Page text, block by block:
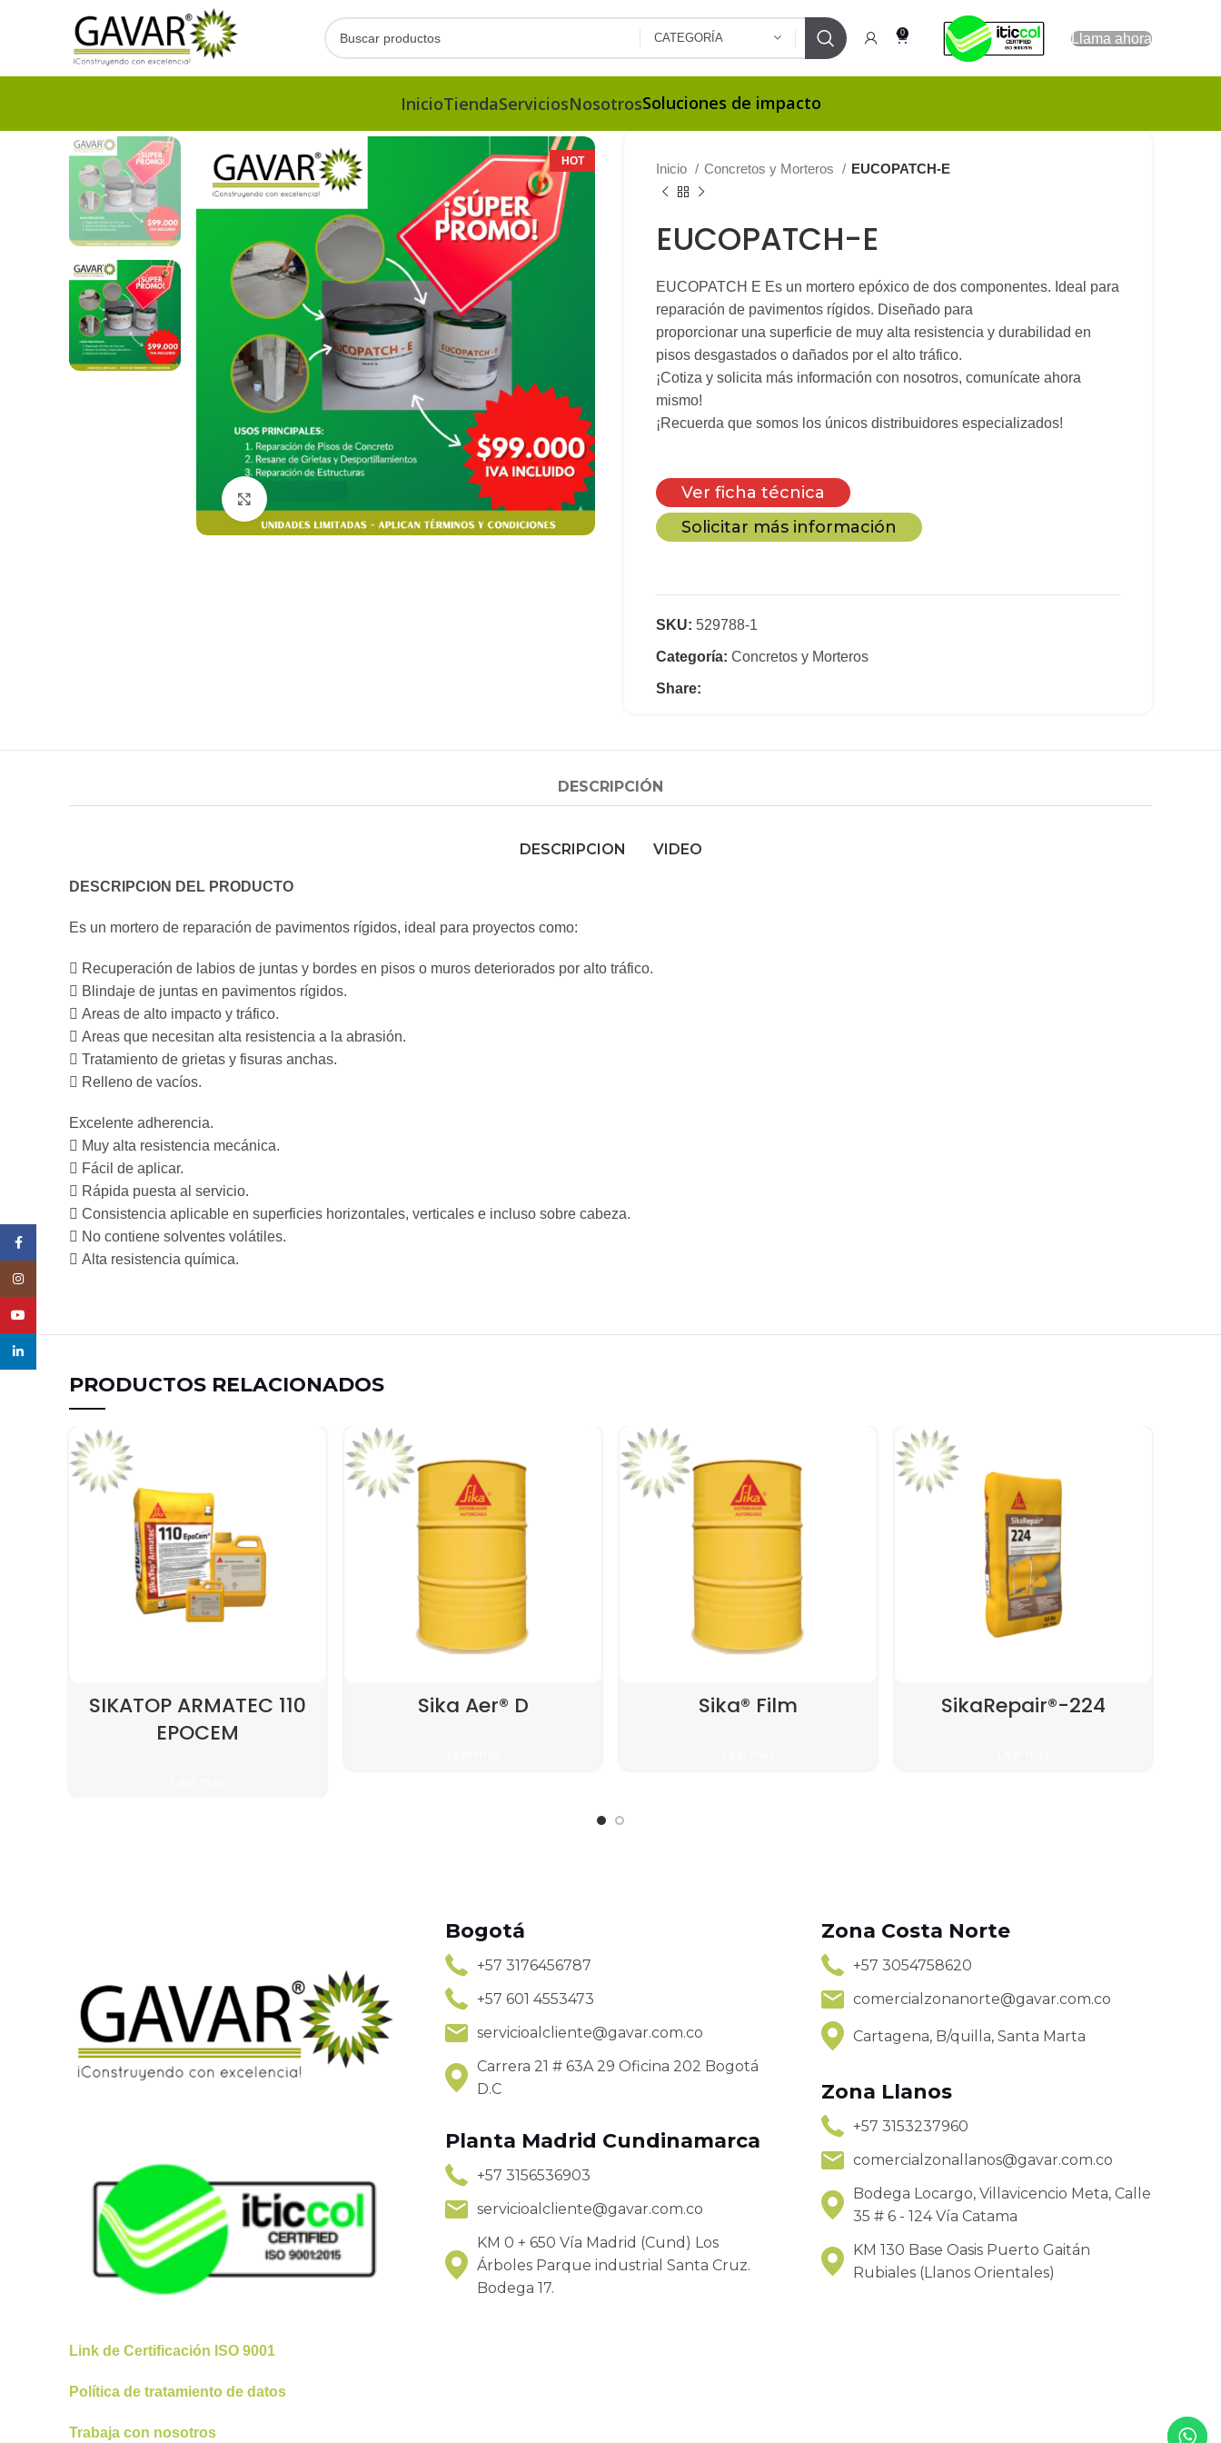
CATEGORÍA 0 Llama ahora
InicioTiendaServiciosNosotrosSoluciones de impacto
HOT
Clic para agrandar
Inicio Concretos y Morteros EUCOPATCH-E
EUCOPATCH-E
EUCOPATCH E Es un mortero epóxico de dos componentes. Ideal para
reparación de pavimentos rígidos. Diseñado para
proporcionar una superficie de muy alta resistencia y durabilidad en
pisos desgastados o dañados por el alto tráfico.
¡Cotiza y solicita más información con nosotros, comunícate ahora
mismo!
¡Recuerda que somos los únicos distribuidores especializados!
Ver ficha técnica
Solicitar más información
SKU: 529788-1
Categoría: Concretos y Morteros
Share:
DESCRIPCIÓN
DESCRIPCION VIDEO
DESCRIPCION DEL PRODUCTO
Es un mortero de reparación de pavimentos rígidos, ideal para proyectos como:
 Recuperación de labios de juntas y bordes en pisos o muros deteriorados por alto tráfico.
 Blindaje de juntas en pavimentos rígidos.
 Areas de alto impacto y tráfico.
 Areas que necesitan alta resistencia a la abrasión.
 Tratamiento de grietas y fisuras anchas.
 Relleno de vacíos.
Excelente adherencia.
 Muy alta resistencia mecánica.
 Fácil de aplicar.
 Rápida puesta al servicio.
 Consistencia aplicable en superficies horizontales, verticales e incluso sobre cabeza.
 No contiene solventes volátiles.
 Alta resistencia química.
PRODUCTOS RELACIONADOS
SIKATOP ARMATEC 110
EPOCEM
Sika Aer® D Sika® Film SikaRepair®-224
Link de Certificación ISO 9001
Política de tratamiento de datos
Trabaja con nosotros
Bogotá
+57 3176456787
+57 601 4553473
servicioalcliente@gavar.com.co
Carrera 21 # 63A 29 Oficina 202 Bogotá
D.C
Planta Madrid Cundinamarca
+57 3156536903
servicioalcliente@gavar.com.co
KM 0 + 650 Vía Madrid (Cund) Los
Árboles Parque industrial Santa Cruz.
Bodega 17.
Zona Costa Norte
+57 3054758620
comercialzonanorte@gavar.com.co
Cartagena, B/quilla, Santa Marta
Zona Llanos
+57 3153237960
comercialzonallanos@gavar.com.co
Bodega Locargo, Villavicencio Meta, Calle
35 # 6 - 124 Vía Catama
KM 130 Base Oasis Puerto Gaitán
Rubiales (Llanos Orientales)
Facebook